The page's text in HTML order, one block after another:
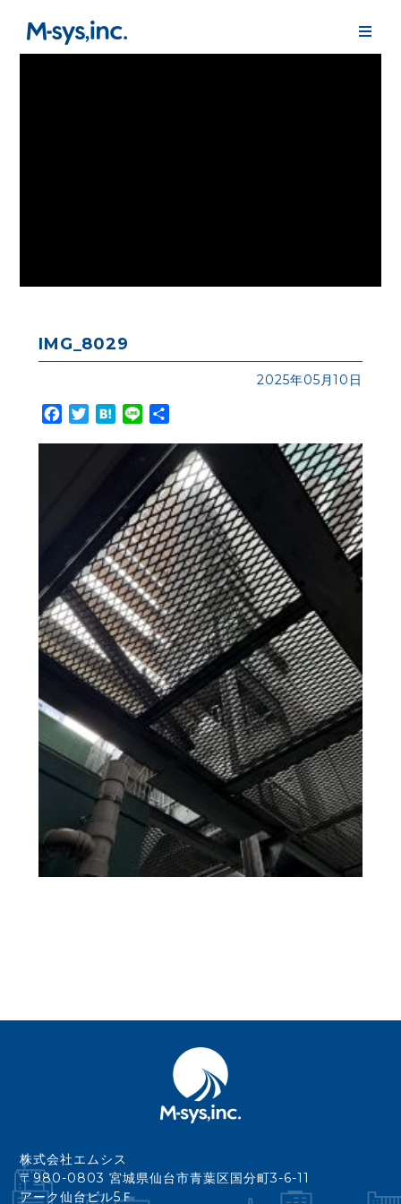
IMG_8029
2025年05月10日
Facebook
TwitterHatena
Line
株式会社エムシス
〒980-0803 宮城県仙台市青葉区国分町3-6-11
アーク仙台ビル5Ｆ